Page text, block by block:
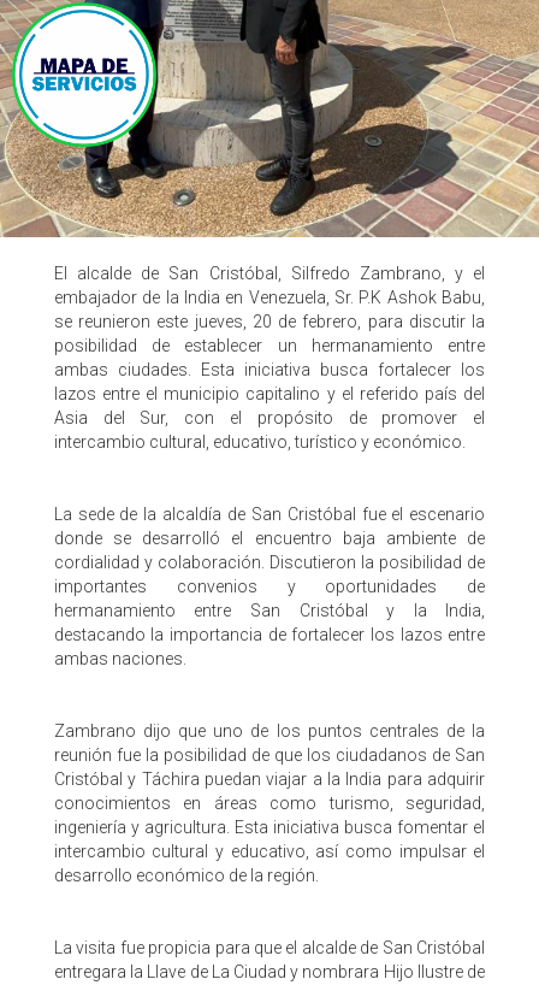
El alcalde de San Cristóbal, Silfredo Zambrano, y el
embajador de la India en Venezuela, Sr. P.K Ashok Babu,
se reunieron este jueves, 20 de febrero, para discutir la
posibilidad de establecer un hermanamiento entre
ambas ciudades. Esta iniciativa busca fortalecer los
lazos entre el municipio capitalino y el referido país del
Asia del Sur, con el propósito de promover el
intercambio cultural, educativo, turístico y económico.
La sede de la alcaldía de San Cristóbal fue el escenario
donde se desarrolló el encuentro baja ambiente de
cordialidad y colaboración. Discutieron la posibilidad de
importantes convenios y oportunidades de
hermanamiento entre San Cristóbal y la India,
destacando la importancia de fortalecer los lazos entre
ambas naciones.
Zambrano dijo que uno de los puntos centrales de la
reunión fue la posibilidad de que los ciudadanos de San
Cristóbal y Táchira puedan viajar a la India para adquirir
conocimientos en áreas como turismo, seguridad,
ingeniería y agricultura. Esta iniciativa busca fomentar el
intercambio cultural y educativo, así como impulsar el
desarrollo económico de la región.
La visita fue propicia para que el alcalde de San Cristóbal
entregara la Llave de La Ciudad y nombrara Hijo Ilustre de